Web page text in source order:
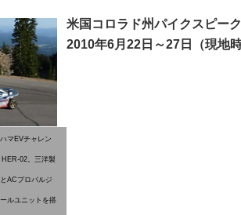
マEVチャレン
02。三洋製
ACプロパルジ
ルユニットを搭
米国コロラド州パイクスピーク
2010年6月22日～27日（現地時